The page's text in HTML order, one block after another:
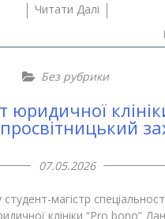
Читати Далі
Без рубрики
юридичної
07.05.2026
магістр
клініки “Pro bono”